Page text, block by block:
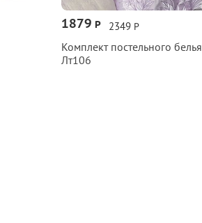
2349 Р
1879 Р
Комплект постельного белья
Лт106